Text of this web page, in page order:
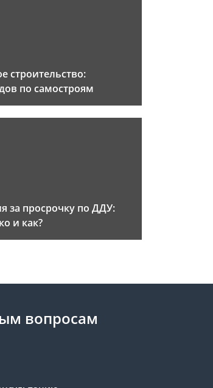
строительство:
по самостроям
за просрочку по ДДУ:
и как?
вопросам